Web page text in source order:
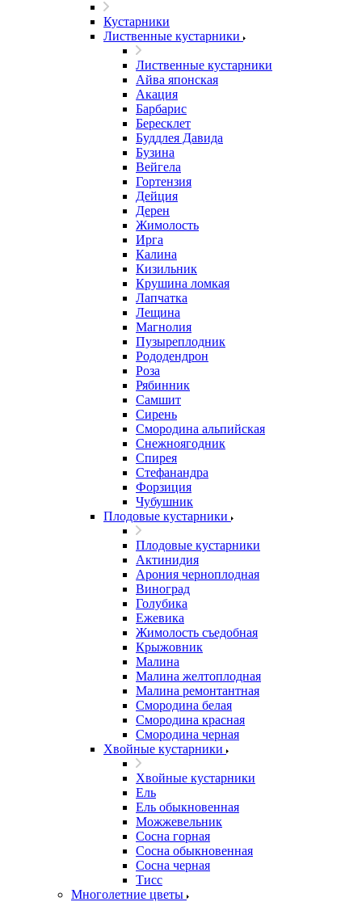
Кустарники
Лиственные кустарники
Лиственные кустарники
Айва японская
Акация
Барбарис
Бересклет
Буддлея Давида
Бузина
Вейгела
Гортензия
Дейция
Дерен
Жимолость
Ирга
Калина
Кизильник
Крушина ломкая
Лапчатка
Лещина
Магнолия
Пузыреплодник
Рододендрон
Роза
Рябинник
Самшит
Сирень
Смородина альпийская
Снежноягодник
Спирея
Стефанандра
Форзиция
Чубушник
Плодовые кустарники
Плодовые кустарники
Актинидия
Арония черноплодная
Виноград
Голубика
Ежевика
Жимолость съедобная
Крыжовник
Малина
Малина желтоплодная
Малина ремонтантная
Смородина белая
Смородина красная
Смородина черная
Хвойные кустарники
Хвойные кустарники
Ель
Ель обыкновенная
Можжевельник
Сосна горная
Сосна обыкновенная
Сосна черная
Тисс
Многолетние цветы